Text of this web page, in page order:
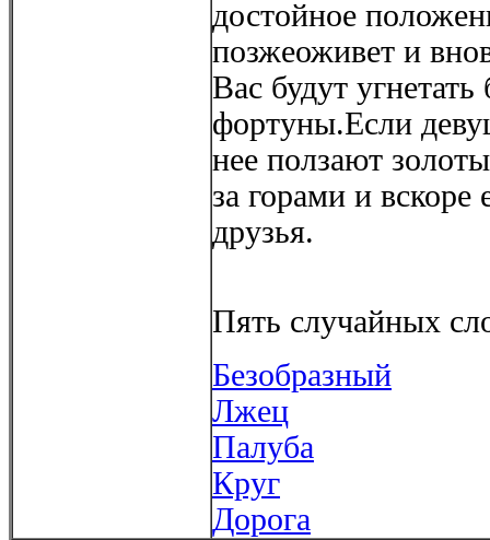
достойное
позжеоживет и
Вас будут
фортуны.Если
нее ползают
за горами и вскоре
друзья.
Пять случайных
Безобразный
Лжец
Палуба
Круг
Дорога